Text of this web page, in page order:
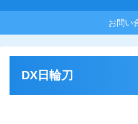
お問い
DX日輪刀